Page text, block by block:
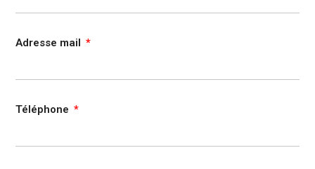
Adresse mail
Téléphone